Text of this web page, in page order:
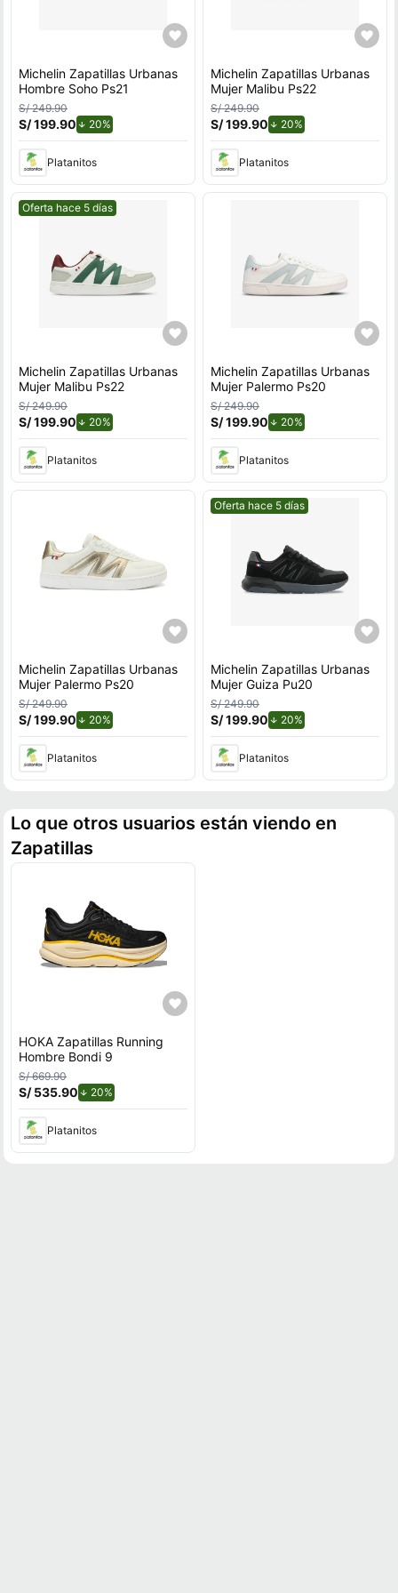
Michelin Zapatillas Urbanas
Hombre Soho Ps21
S/ 249.90
S/ 199.90 20%
Platanitos
Michelin Zapatillas Urbanas
Mujer Malibu Ps22
S/ 249.90
S/ 199.90 20%de descuento.
Platanitos
Mejor precio.
Oferta hace 5 días
Michelin Zapatillas Urbanas
Mujer Malibu Ps22
S/ 249.90
S/ 199.90 20%
Platanitos
Michelin Zapatillas Urbanas
Mujer Palermo Ps20
S/ 249.90
S/ 199.90 20%de descuento.
Platanitos
Michelin Zapatillas Urbanas
Mujer Palermo Ps20
S/ 249.90
S/ 199.90 20%
Platanitos
Mejor precio.
Oferta hace 5 días
Michelin Zapatillas Urbanas
Mujer Guiza Pu20
S/ 249.90
S/ 199.90 20%de descuento.
Platanitos
Lo que otros usuarios están viendo en
Zapatillas
HOKA Zapatillas Running
Hombre Bondi 9
S/ 669.90
S/ 535.90 20%
Platanitos